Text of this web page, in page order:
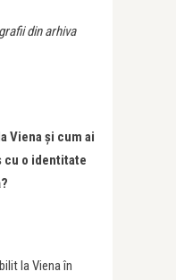
din arhiva
Viena și cum ai
o identitate
?
la Viena în